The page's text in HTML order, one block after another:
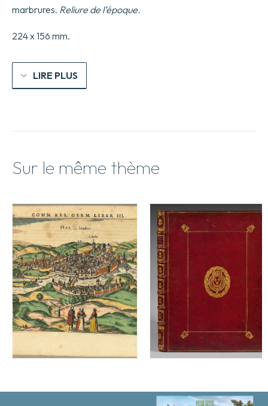
derogatum
est...
marbrures. Reliure de l’époque.
224 x 156 mm.
LIRE PLUS
Sur le même thème